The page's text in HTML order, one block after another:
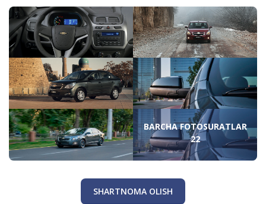
BARCHA FOTOSURATLAR
22
SHARTNOMA OLISH